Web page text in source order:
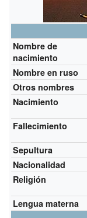
Nombre de
nacimiento
Nombre en ruso
Otros nombres
Nacimiento
Fallecimiento
Sepultura
Nacionalidad
Religión
Lengua materna